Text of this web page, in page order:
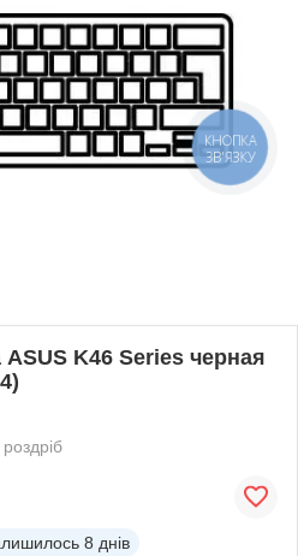
ASUS K46 Series черная
8 днів
КНОПКА
ЗВ'ЯЗКУ